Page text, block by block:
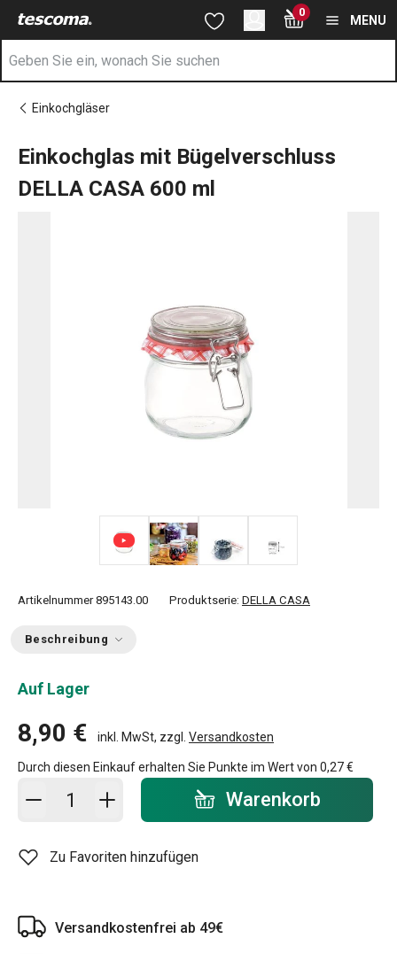
Sie befinden sich auf der Einkochglas mit Bügelverschluss
Zum Hauptinhalt springen
Zur Suche springen
Zur Navigation springen 0
MENU
Einkochgläser
Einkochglas mit Bügelverschluss
DELLA CASA 600 ml
Artikelnummer 895143.00 Produktserie: DELLA CASA
Beschreibung
Auf Lager
8,90 € inkl. MwSt, zzgl. Versandkosten
Durch diesen Einkauf erhalten Sie Punkte im Wert von 0,27 €
In den Warenkorb - Menge Warenkorb
Zu Favoriten hinzufügen
Versandkostenfrei ab 49€